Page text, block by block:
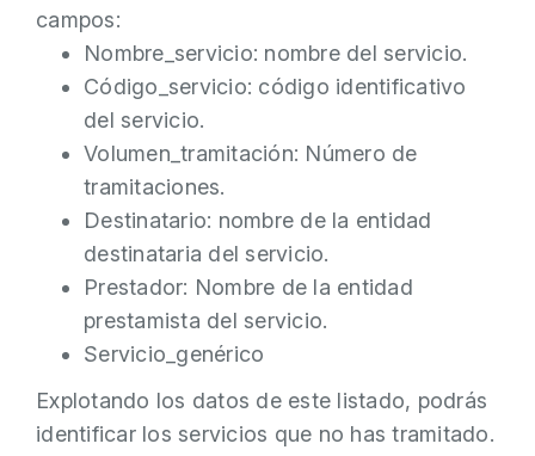
campos:
Nombre_servicio: nombre del servicio.
Código_servicio: código identificativo
del servicio.
Volumen_tramitación: Número de
tramitaciones.
Destinatario: nombre de la entidad
destinataria del servicio.
Prestador: Nombre de la entidad
prestamista del servicio.
Servicio_genérico
Explotando los datos de este listado, podrás
identificar los servicios que no has tramitado.